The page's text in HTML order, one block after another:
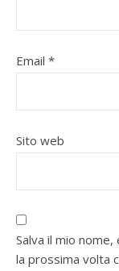
Email *
Sito web
Salva il mio
la prossima volta